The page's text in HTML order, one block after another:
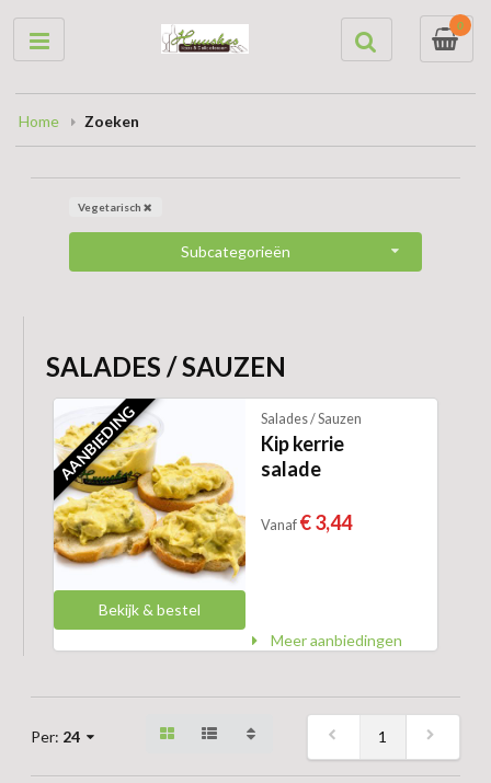
0
Home Zoeken
Vegetarisch
Subcategorieën
SALADES / SAUZEN
AANBIEDING
Bekijk & bestel
Salades / Sauzen
Kip kerrie
salade
Vanaf € 3,44
Meer aanbiedingen
Per: 24 1